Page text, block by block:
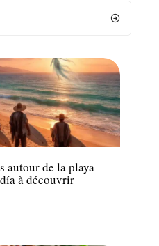
autour de la playa
à découvrir